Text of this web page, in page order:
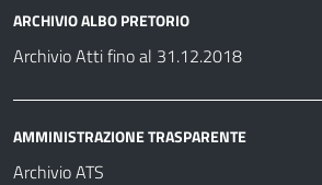
ARCHIVIO ALBO PRETORIO
Archivio Atti fino al 31.12.2018
AMMINISTRAZIONE TRASPARENTE
Archivio ATS